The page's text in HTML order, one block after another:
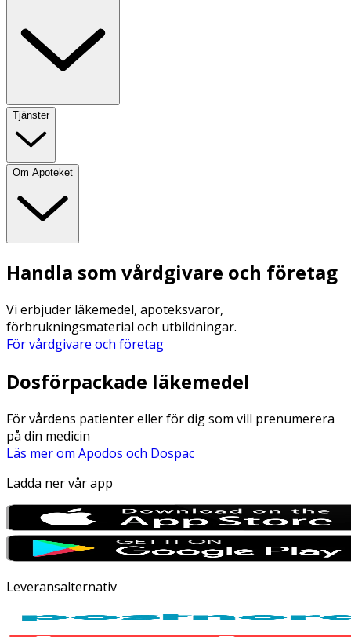
Tjänster
Om Apoteket
Handla som vårdgivare och företag
Vi erbjuder läkemedel, apoteksvaror,
förbrukningsmaterial och utbildningar.
För vårdgivare och företag
Dosförpackade läkemedel
För vårdens patienter eller för dig som vill prenumerera
på din medicin
Läs mer om Apodos och Dospac
Ladda ner vår app
Leveransalternativ